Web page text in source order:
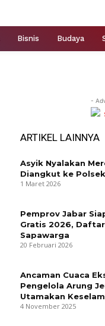
Bisnis Budaya
-
ARTIKEL LAINNYA
Asyik Nyalakan
Diangkut ke
1 Maret 2026
Pemprov Jabar
Gratis 2026,
Sapawarga
20 Februari 2026
Ancaman Cuaca
Pengelola Arung
Utamakan
4 November 2025